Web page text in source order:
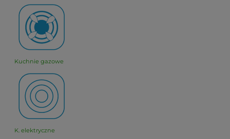
Kuchnie gazowe
K. elektryczne